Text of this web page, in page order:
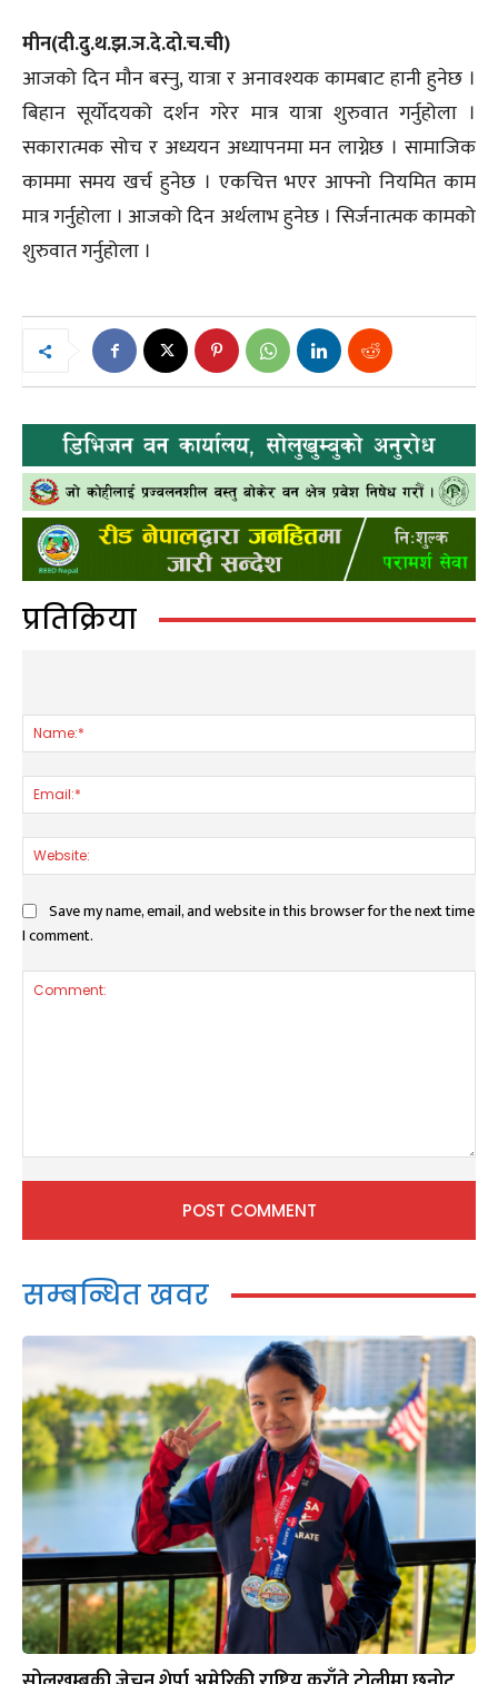
मीन(दी.दु.थ.झ.ञ.दे.दो.च.ची)
आजको दिन मौन बस्नु, यात्रा र अनावश्यक कामबाट हानी हुनेछ ।
बिहान सूर्योदयको दर्शन गरेर मात्र यात्रा शुरुवात गर्नुहोला ।
सकारात्मक सोच र अध्ययन अध्यापनमा मन लाग्नेछ । सामाजिक
काममा समय खर्च हुनेछ । एकचित्त भएर आफ्नो नियमित काम
मात्र गर्नुहोला । आजको दिन अर्थलाभ हुनेछ । सिर्जनात्मक कामको
शुरुवात गर्नुहोला ।
प्रतिक्रिया
Save my name, email, and website in this browser for the next time
I comment.
सम्बन्धित खवर